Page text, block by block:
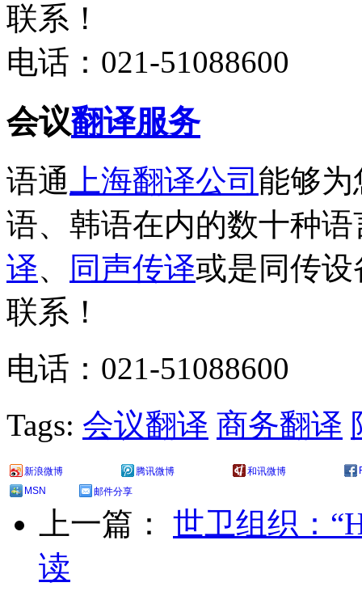
联系！
电话：021-51088600
会议翻译服务
语通 上海翻译公司 能够
语、韩语在内的数十种语
译、 同声传译或是同传
联系！
电话：021-51088600
Tags: 会议翻译 商务翻译
新浪微博 腾讯微博 和讯微博
MSN
邮件分享
上一篇： 世卫组织：
读